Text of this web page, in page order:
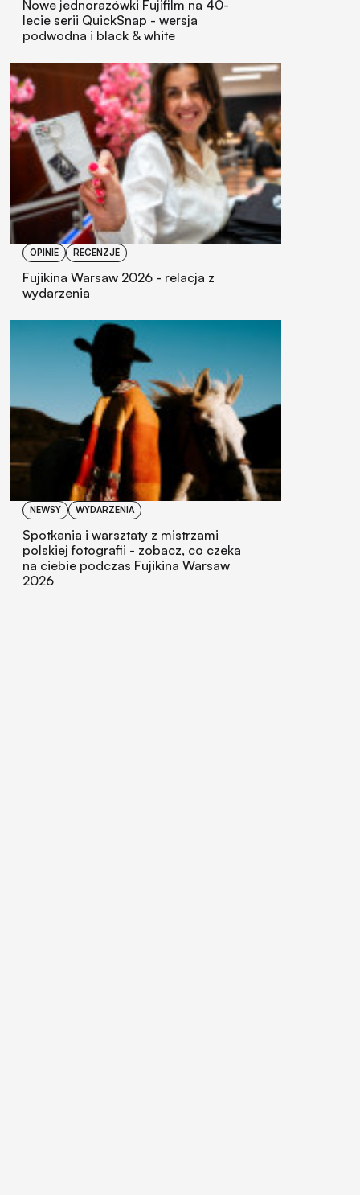
Nowe jednorazówki Fujifilm na 40-
lecie serii QuickSnap - wersja
podwodna i black & white
OPINIE RECENZJE
Fujikina Warsaw 2026 - relacja z
wydarzenia
NEWSY WYDARZENIA
Spotkania i warsztaty z mistrzami
polskiej fotografii - zobacz, co czeka
na ciebie podczas Fujikina Warsaw
2026